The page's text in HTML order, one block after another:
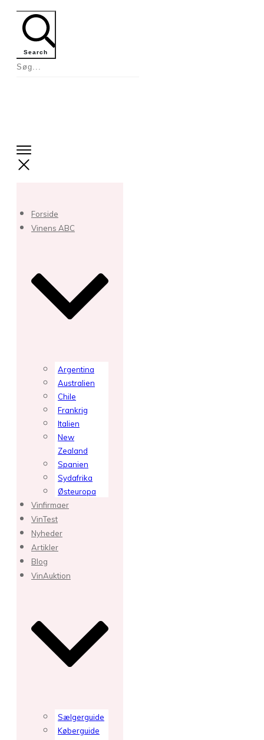
Search
Forside
Vinens ABC
Argentina
Australien
Chile
Frankrig
Italien
New
Zealand
Spanien
Sydafrika
Østeuropa
Vinfirmaer
VinTest
Nyheder
Artikler
Blog
VinAuktion
Sælgerguide
Køberguide